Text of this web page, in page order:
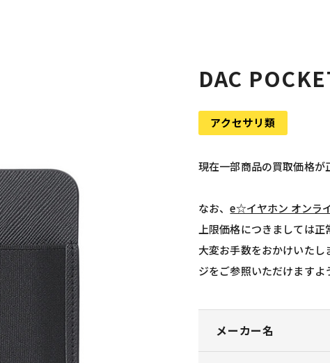
DAC
アクセサリ類
現在一部商品の買取価格
なお、e☆イヤホン オンラ
上限価格につきましては
大変お手数をおかけいた
ジをご参照いただけます
メーカー名